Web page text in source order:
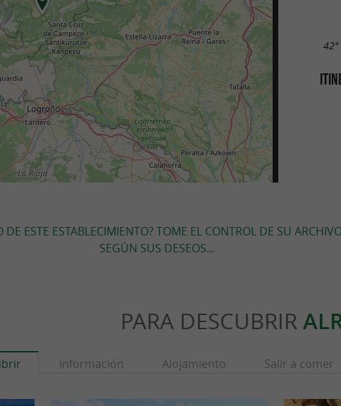
DE ESTE ESTABLECIMIENTO? TOME EL CONTROL DE SU
SEGÚN SUS DESEOS...
PARA DESCUBRIR
Información Alojamiento Salir a comer